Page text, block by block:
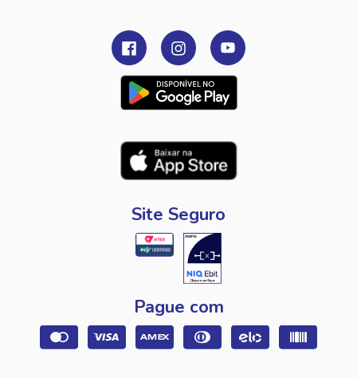
Site Seguro
Pague com